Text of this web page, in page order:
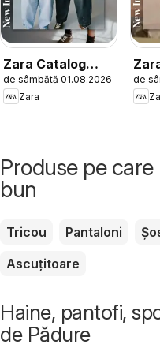
Zara Catalog
Boys
de sâmbătă 01.08.2026
Zara
de
Produse pe
bun
Tricou Pantaloni
Ascuțitoare
Haine, pantofi,
de Pădure